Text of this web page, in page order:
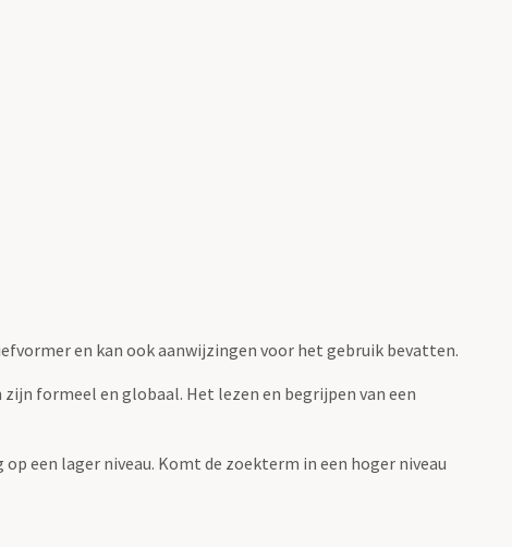
en kan ook aanwijzingen voor het gebruik bevatten.
formeel en globaal. Het lezen en begrijpen van een
een lager niveau. Komt de zoekterm in een hoger niveau